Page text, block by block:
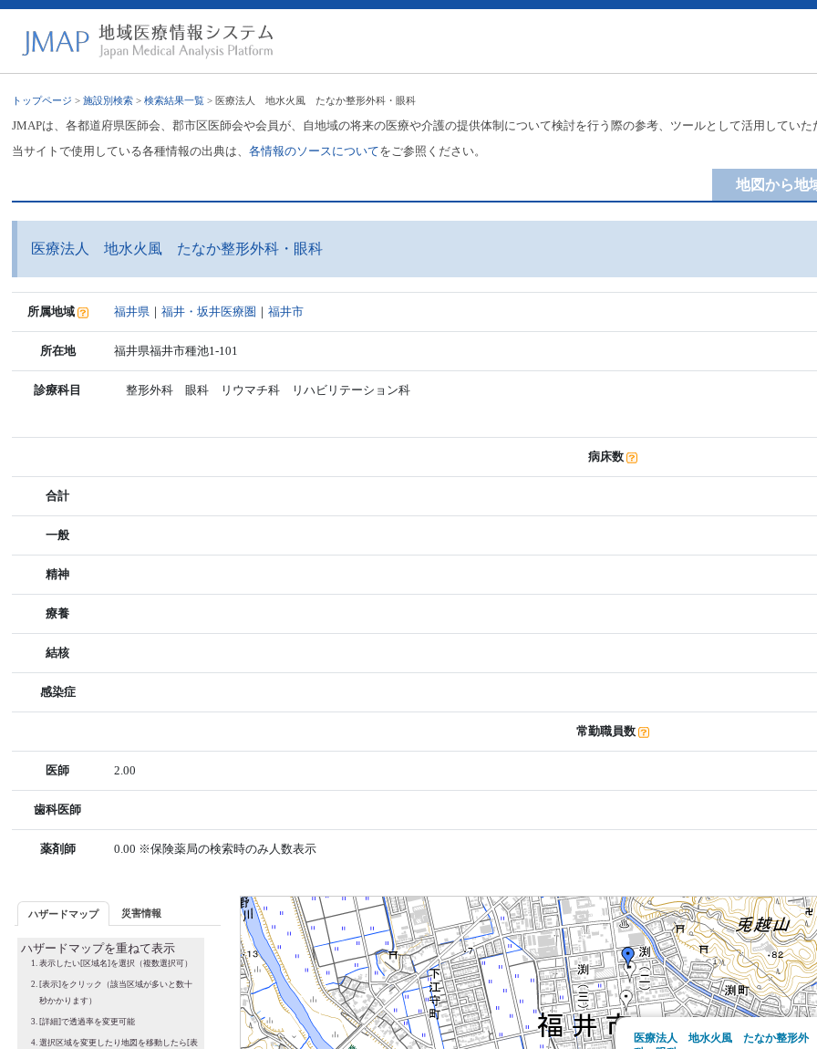
トップページ >施設別検索 >検索結果一覧 > 医療法人 地水火風 たなか整形外科・眼科
JMAPは、各都道府県医師会、郡市区医師会や会員が、自地域の将来の医療や介護の提供体制について検討を行う際の参考、ツールとして活用してい
当サイトで使用している各種情報の出典は、各情報のソースについてをご参照ください。
地図から地
医療法人 地水火風 たなか整形外科・眼科
所属地域 福井県 ｜福井・坂井医療圏 ｜福井市
所在地 福井県福井市種池1-101
診療科目 整形外科 眼科 リウマチ科 リハビリテーション科
病床数
合計
一般
精神
療養
結核
感染症
常勤職員数
医師 2.00
歯科医師
薬剤師 0.00 ※保険薬局の検索時のみ人数表示
ハザードマップ 災害情報
ハザードマップを重ねて表示
表示したい[区域名]を選択（複数選択可）
[表示]をクリック（該当区域が多いと数十
秒かかります）
[詳細]で透過率を変更可能
選択区域を変更したり地図を移動したら[表
医療法人 地水火風 たなか整形外